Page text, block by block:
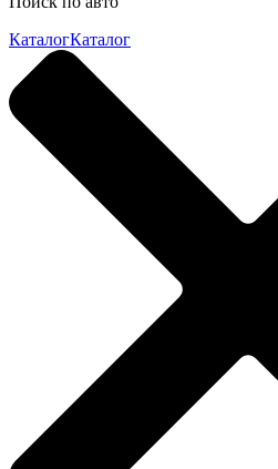
КаталогКаталог